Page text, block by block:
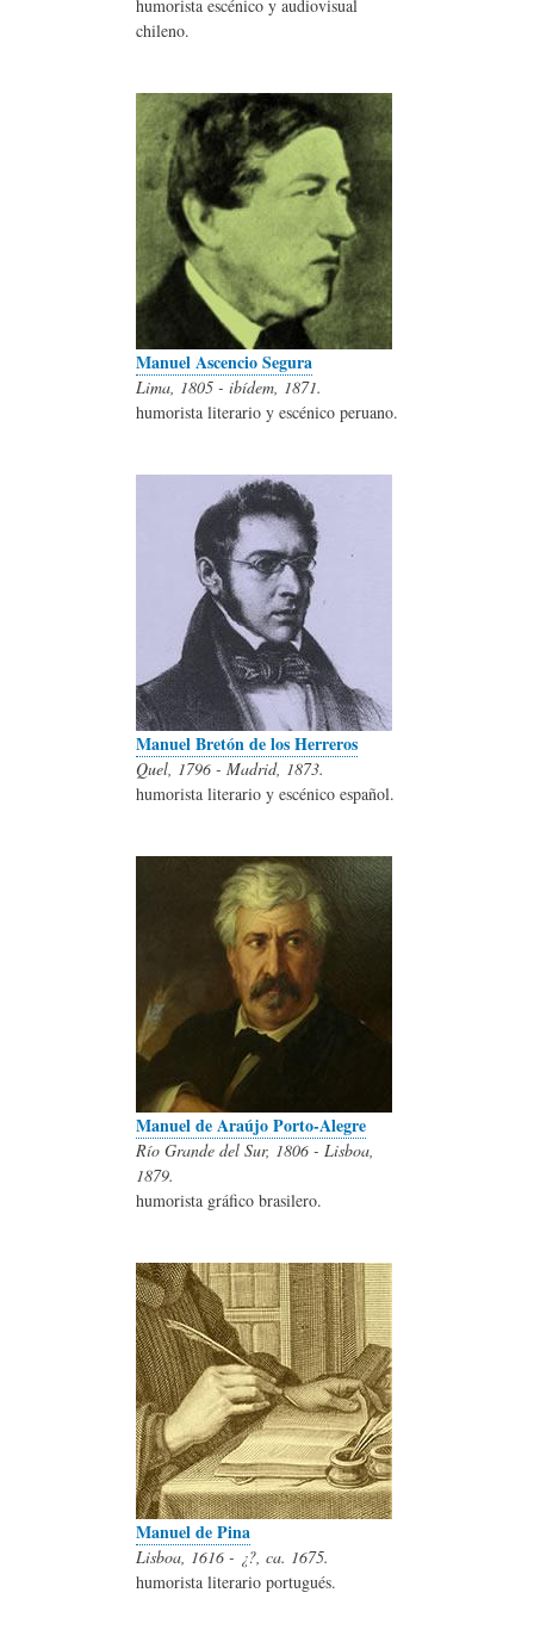
humorista escénico y audiovisual
chileno.
Manuel Ascencio Segura
Lima, 1805 - ibídem, 1871.
humorista literario y escénico peruano.
Manuel Bretón de los Herreros
Quel, 1796 - Madrid, 1873.
humorista literario y escénico español.
Manuel de Araújo Porto-Alegre
Río Grande del Sur, 1806 - Lisboa,
1879.
humorista gráfico brasilero.
Manuel de Pina
Lisboa, 1616 - ¿?, ca. 1675.
humorista literario portugués.